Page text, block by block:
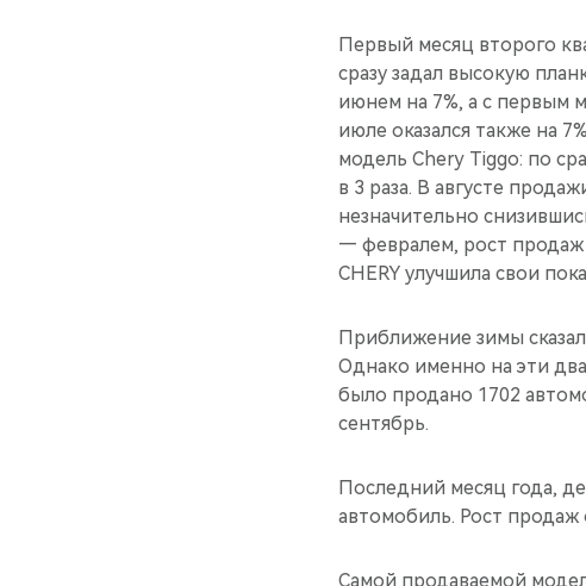
Первый месяц второго
сразу задал высокую
июнем на 7%, а с первым
июле оказался также на
модель Chery Tiggo: по
в 3 раза. В августе
незначительно
— февралем, рост продаж
CHERY улучшила свои
Приближение зимы
Однако именно на эти
было продано 1702
сентябрь.
Последний месяц года,
автомобиль. Рост продаж
Самой продаваемой